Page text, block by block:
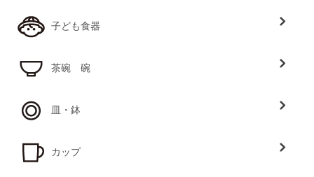
子ども食器
茶碗 碗
皿・鉢
カップ